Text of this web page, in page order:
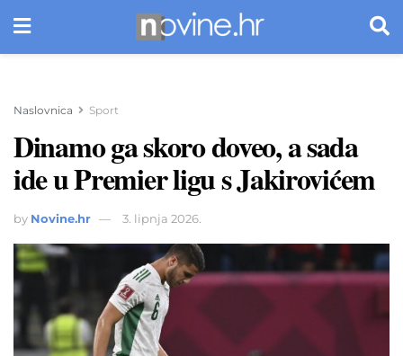
Naslovnica Sport
Dinamo ga skoro doveo, a sada
ide u Premier ligu s Jakirovićem
by Novine.hr 3. lipnja 2026.